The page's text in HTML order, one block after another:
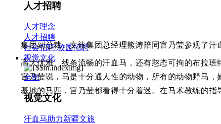
人才招聘
人才理念
人才招聘
社会招聘 校园招聘
视觉文化
全部
视觉文化
汗血马助力新疆文旅
集团副总裁、文旅集团总经理熊涛陪同宫乃莹参观了
高大优雅、线条流畅的汗血马，还有憨态可拘的布拉班
宫乃莹说，马是十分通人性的动物，所有的动物野马，
基地的马匹，宫乃莹都看得十分着迷。在马术教练的指